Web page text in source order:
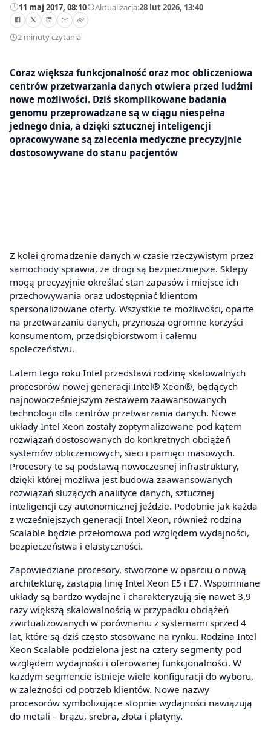
11 maj 2017, 08:10—Aktualizacja:28 lut 2026, 13:40
2 minuty czytania
Coraz większa funkcjonalność oraz moc obliczeniowa
centrów przetwarzania danych otwiera przed ludźmi
nowe możliwości. Dziś skomplikowane badania
genomu przeprowadzane są w ciągu niespełna
jednego dnia, a dzięki sztucznej inteligencji
opracowywane są zalecenia medyczne precyzyjnie
dostosowywane do stanu pacjentów
Z kolei gromadzenie danych w czasie rzeczywistym przez
samochody sprawia, że drogi są bezpieczniejsze. Sklepy
mogą precyzyjnie określać stan zapasów i miejsce ich
przechowywania oraz udostępniać klientom
spersonalizowane oferty. Wszystkie te możliwości, oparte
na przetwarzaniu danych, przynoszą ogromne korzyści
konsumentom, przedsiębiorstwom i całemu
społeczeństwu.
Latem tego roku Intel przedstawi rodzinę skalowalnych
procesorów nowej generacji Intel® Xeon®, będących
najnowocześniejszym zestawem zaawansowanych
technologii dla centrów przetwarzania danych. Nowe
układy Intel Xeon zostały zoptymalizowane pod kątem
rozwiązań dostosowanych do konkretnych obciążeń
systemów obliczeniowych, sieci i pamięci masowych.
Procesory te są podstawą nowoczesnej infrastruktury,
dzięki której możliwa jest budowa zaawansowanych
rozwiązań służących analityce danych, sztucznej
inteligencji czy autonomicznej jeździe. Podobnie jak każda
z wcześniejszych generacji Intel Xeon, również rodzina
Scalable będzie przełomowa pod względem wydajności,
bezpieczeństwa i elastyczności.
Zapowiedziane procesory, stworzone w oparciu o nową
architekturę, zastąpią linię Intel Xeon E5 i E7. Wspomniane
układy są bardzo wydajne i charakteryzują się nawet 3,9
razy większą skalowalnością w przypadku obciążeń
zwirtualizowanych w porównaniu z systemami sprzed 4
lat, które są dziś często stosowane na rynku. Rodzina Intel
Xeon Scalable podzielona jest na cztery segmenty pod
względem wydajności i oferowanej funkcjonalności. W
każdym segmencie istnieje wiele konfiguracji do wyboru,
w zależności od potrzeb klientów. Nowe nazwy
procesorów symbolizujące stopnie wydajności nawiązują
do metali – brązu, srebra, złota i platyny.